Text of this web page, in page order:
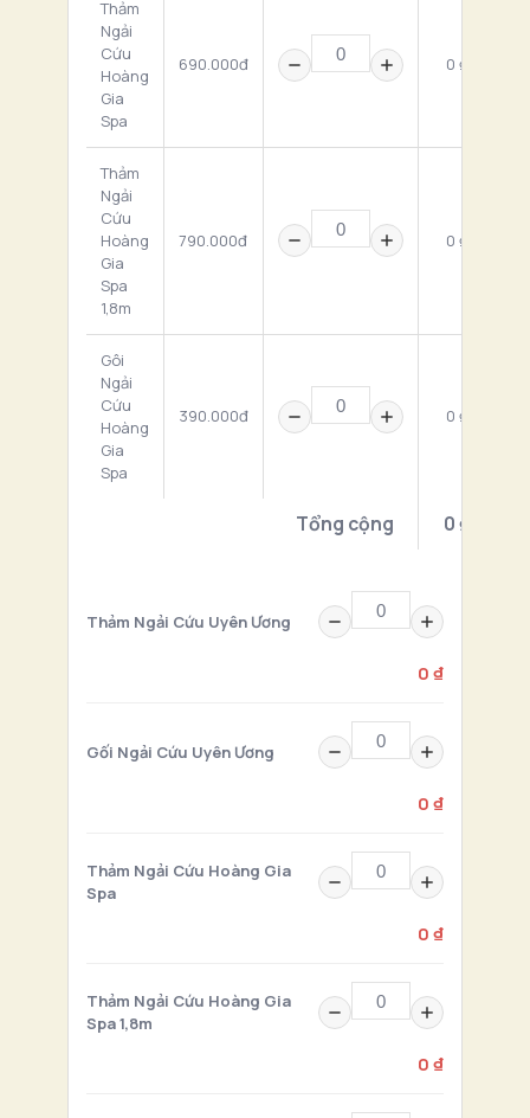
Thảm
Ngải
Cứu
Hoàng
Gia
Spa
690.000đ 0 ₫
Thảm
Ngải
Cứu
Hoàng
Gia
Spa
1,8m
790.000đ 0 ₫
Gôi
Ngải
Cứu
Hoàng
Gia
Spa
390.000đ 0 ₫
Tổng cộng 0 ₫
Thảm Ngải Cứu Uyên Ương
0 ₫
Gối Ngải Cứu Uyên Ương
0 ₫
Thảm Ngải Cứu Hoàng Gia
Spa
0 ₫
Thảm Ngải Cứu Hoàng Gia
Spa 1,8m
0 ₫